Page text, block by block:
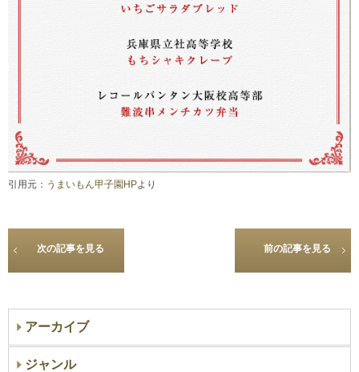
引用元： うまいもん甲子園HPより
次の記事を見る 前の記事を見る
アーカイブ
ジャンル